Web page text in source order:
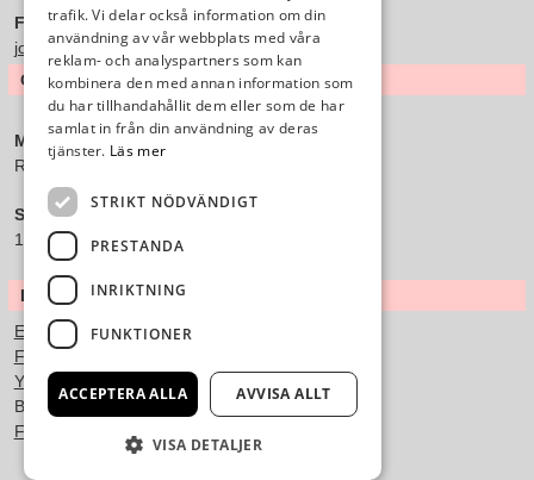
Försäljningschef:
joakim.sjohage@varbergstidning.se
ÖVRIGT
Miss i utdelning:
Ring 0340-20 35 90
Swish:
123 697 24 34
LÄNKAR
E-tidning
Facebook
YouTube
Beställ ditt studentplakat på:
Fotoklok
trafik. Vi delar också information om din
användning av vår webbplats med våra
reklam- och analyspartners som kan
kombinera den med annan information som
du har tillhandahållit dem eller som de har
samlat in från din användning av deras
tjänster. Läs mer
STRIKT NÖDVÄNDIGT
PRESTANDA
INRIKTNING
FUNKTIONER
ACCEPTERA ALLA AVVISA ALLT
VISA DETALJER